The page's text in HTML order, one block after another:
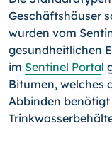
Geschäftshäuser
wurden vom
gesundheitlichen
im Sentinel Portal
Bitumen, welches
Abbinden